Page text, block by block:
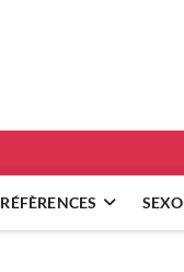
RÉFÈRENCES SEXO